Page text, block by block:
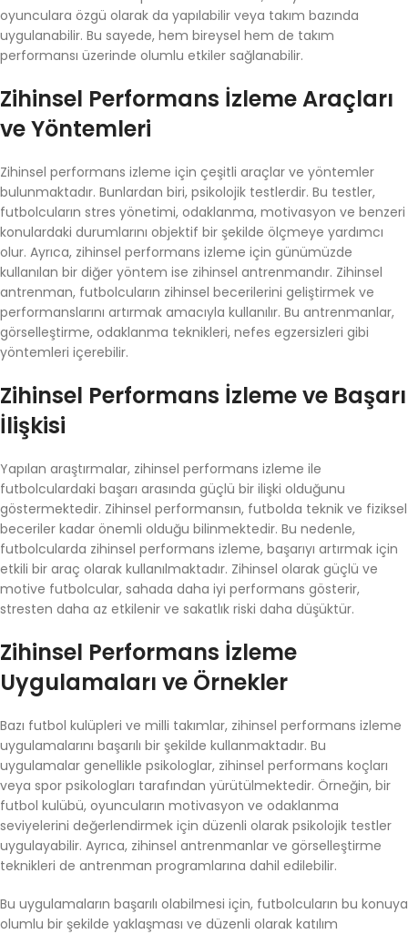
oyunculara özgü olarak da yapılabilir veya takım bazında
uygulanabilir. Bu sayede, hem bireysel hem de takım
performansı üzerinde olumlu etkiler sağlanabilir.
Zihinsel Performans İzleme Araçları
ve Yöntemleri
Zihinsel performans izleme için çeşitli araçlar ve yöntemler
bulunmaktadır. Bunlardan biri, psikolojik testlerdir. Bu testler,
futbolcuların stres yönetimi, odaklanma, motivasyon ve benzeri
konulardaki durumlarını objektif bir şekilde ölçmeye yardımcı
olur. Ayrıca, zihinsel performans izleme için günümüzde
kullanılan bir diğer yöntem ise zihinsel antrenmandır. Zihinsel
antrenman, futbolcuların zihinsel becerilerini geliştirmek ve
performanslarını artırmak amacıyla kullanılır. Bu antrenmanlar,
görselleştirme, odaklanma teknikleri, nefes egzersizleri gibi
yöntemleri içerebilir.
Zihinsel Performans İzleme ve Başarı
İlişkisi
Yapılan araştırmalar, zihinsel performans izleme ile
futbolculardaki başarı arasında güçlü bir ilişki olduğunu
göstermektedir. Zihinsel performansın, futbolda teknik ve fiziksel
beceriler kadar önemli olduğu bilinmektedir. Bu nedenle,
futbolcularda zihinsel performans izleme, başarıyı artırmak için
etkili bir araç olarak kullanılmaktadır. Zihinsel olarak güçlü ve
motive futbolcular, sahada daha iyi performans gösterir,
stresten daha az etkilenir ve sakatlık riski daha düşüktür.
Zihinsel Performans İzleme
Uygulamaları ve Örnekler
Bazı futbol kulüpleri ve milli takımlar, zihinsel performans izleme
uygulamalarını başarılı bir şekilde kullanmaktadır. Bu
uygulamalar genellikle psikologlar, zihinsel performans koçları
veya spor psikologları tarafından yürütülmektedir. Örneğin, bir
futbol kulübü, oyuncuların motivasyon ve odaklanma
seviyelerini değerlendirmek için düzenli olarak psikolojik testler
uygulayabilir. Ayrıca, zihinsel antrenmanlar ve görselleştirme
teknikleri de antrenman programlarına dahil edilebilir.
Bu uygulamaların başarılı olabilmesi için, futbolcuların bu konuya
olumlu bir şekilde yaklaşması ve düzenli olarak katılım